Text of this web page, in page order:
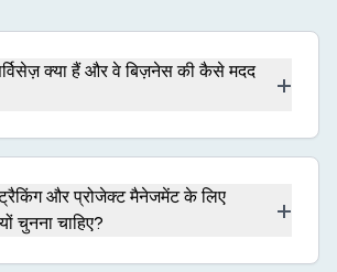
क्या हैं और वे बिज़नेस की कैसे मदद
+
और प्रोजेक्ट मैनेजमेंट के लिए
चुनना चाहिए?
+